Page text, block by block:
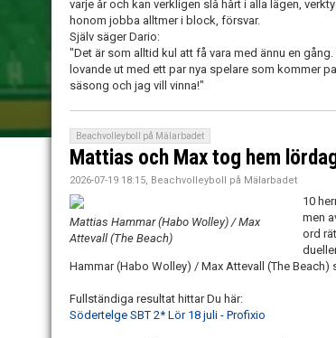
varje år och kan verkligen slå hårt i alla lägen,
honom jobba alltmer i block, försvar.
Själv säger Dario:
"Det är som alltid kul att få vara med ännu en
lovande ut med ett par nya spelare som kommer
säsong och jag vill vinna!"
Beachvolleyboll på Mälarbadet
Mattias och Max tog hem
2026-07-19 18:15, Beachvolleyboll på Mälarbadet
Mattias Hammar (Habo Wolley) / Max
Attevall (The Beach)
10
men
ord
Hammar (Habo Wolley) / Max Attevall (The Beach)
Fullständiga resultat hittar Du här:
Södertelge SBT 2* Lör 18 juli - Profixio